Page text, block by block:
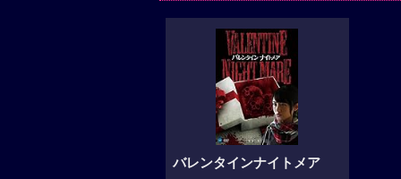
バレンタインナイトメア